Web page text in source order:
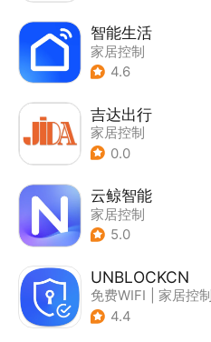
智能生活
家居控制
4.6
吉达出行
家居控制
0.0
云鲸智能
家居控制
5.0
UNBLOCKCN
免费WIFI
家居控制
4.4